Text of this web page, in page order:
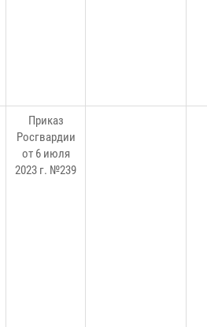
Приказ
Росгвардии
от 6 июля
2023 г. №239